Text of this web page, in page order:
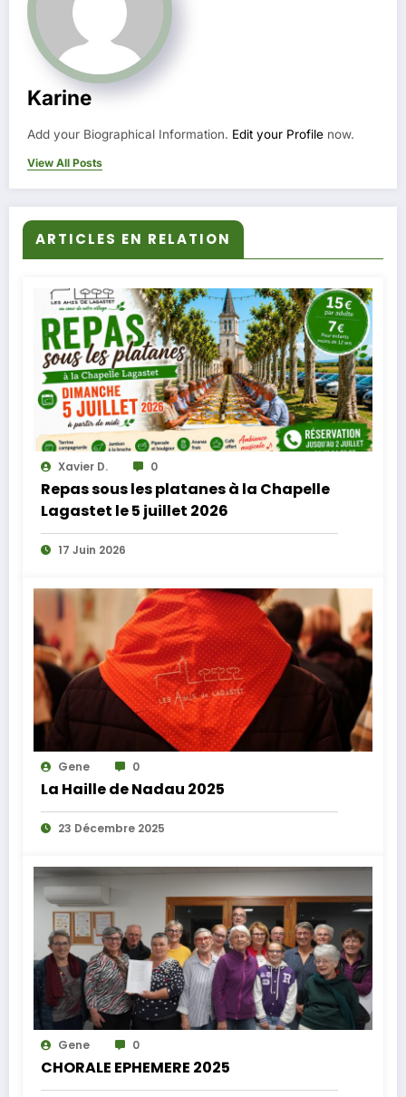
Karine
Add your Biographical Information. Edit your Profile now.
View All Posts
ARTICLES EN RELATION
Xavier D. 0
Repas sous les platanes à la Chapelle
Lagastet le 5 juillet 2026
17 Juin 2026
Gene 0
La Haille de Nadau 2025
23 Décembre 2025
Gene 0
CHORALE EPHEMERE 2025